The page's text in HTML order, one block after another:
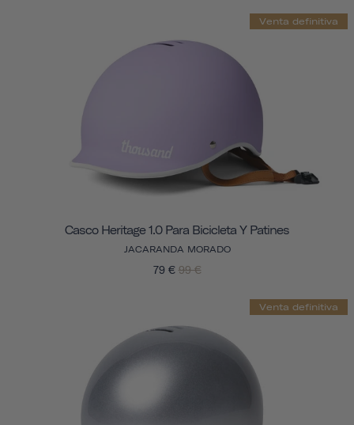
Venta definitiva
Casco Heritage 1.0 Para Bicicleta Y Patines
JACARANDA MORADO
79 € 99 €
Venta definitiva